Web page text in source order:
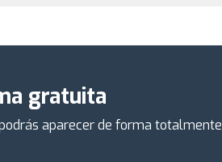
gratuita
aparecer de forma totalmente